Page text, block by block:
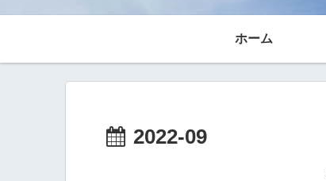
ホーム
2022-09